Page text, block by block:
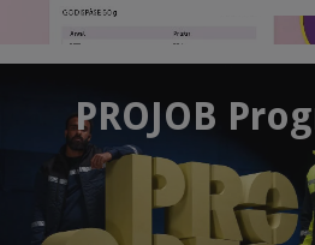
PROJOB